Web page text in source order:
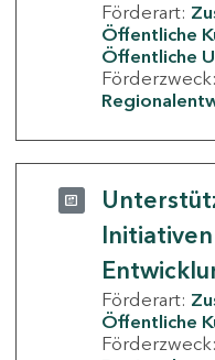
Förderart:
Öffentliche
Öffentliche
Förderzweck:
Förderart:
Öffentliche
Förderzweck: